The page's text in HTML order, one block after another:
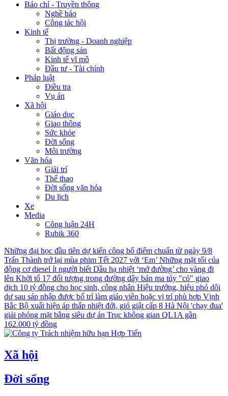
Báo chí - Truyền thông
Nghề báo
Công tác hội
Kinh tế
Thị trường - Doanh nghiệp
Bất động sản
Kinh tế vĩ mô
Đầu tư - Tài chính
Pháp luật
Điều tra
Vụ án
Xã hội
Giáo dục
Giao thông
Sức khỏe
Đời sống
Môi trường
Văn hóa
Giải trí
Thể thao
Đời sống văn hóa
Du lịch
Xe
Media
Công luận 24H
Rubik 360
Những đại học đầu tiên dự kiến công bố điểm chuẩn từ ngày 9/8
Trấn Thành trở lại mùa phim Tết 2027 với ‘Em’ Những mặt tối của
động cơ diesel ít người biếtDầu hạ nhiệt ‘mở đường’ cho vàng đi
lên Khởi tố 17 đối tượng trong đường dây bán ma túy "cỏ" giao
dịch 10 tỷ đồng cho học sinh, công nhân Hiệu trưởng, hiệu phó dôi
dư sau sáp nhập được bố trí làm giáo viên hoặc vị trí phù hợp Vịnh
Bắc Bộ xuất hiện áp thấp nhiệt đới, gió giật cấp 8 Hà Nội 'chạy đua'
giải phóng mặt bằng siêu dự án Trục không gian QL1A gần
162.000 tỷ đồng
Xã hội
Đời sống